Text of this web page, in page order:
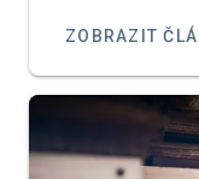
komediantství
potřeba nějaký
ZOBRAZIT